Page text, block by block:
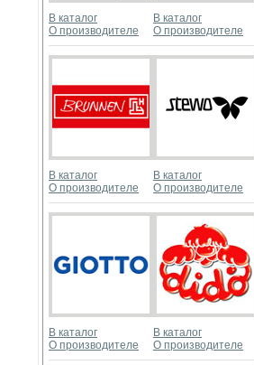
В каталог
О производителе
В каталог
О производителе
В каталог
О производителе
В каталог
О производителе
В каталог
О производителе
В каталог
О производителе